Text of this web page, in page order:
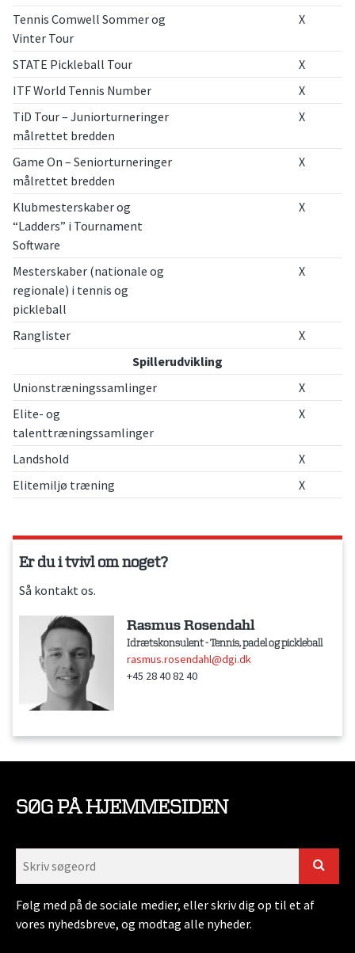
Tennis Comwell Sommer og
Vinter Tour
X
STATE Pickleball Tour
X
ITF World Tennis Number
X
TiD Tour – Juniorturneringer
målrettet bredden
X
Game On – Seniorturneringer
målrettet bredden
X
Klubmesterskaber og
“Ladders” i Tournament
Software
X
Mesterskaber (nationale og
regionale) i tennis og
pickleball
X
Ranglister
X
Spillerudvikling
Unionstræningssamlinger
X
Elite- og
talenttræningssamlinger
X
Landshold
X
Elitemiljø træning
X
Er du i tvivl om noget?
Så kontakt os.
Rasmus Rosendahl
Idrætskonsulent - Tennis, padel og pickleball
rasmus.rosendahl@dgi.dk
+45 28 40 82 40
SØG PÅ HJEMMESIDEN
Følg med på de sociale medier, eller skriv dig op til et af
vores nyhedsbreve, og modtag alle nyheder.